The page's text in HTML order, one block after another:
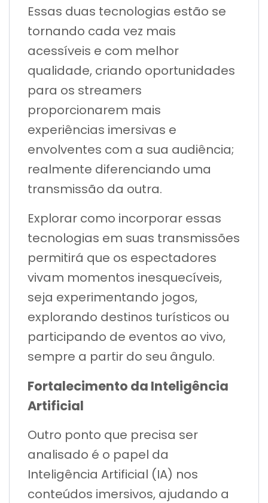
Essas duas tecnologias estão se
tornando cada vez mais
acessíveis e com melhor
qualidade, criando oportunidades
para os streamers
proporcionarem mais
experiências imersivas e
envolventes com a sua audiência;
realmente diferenciando uma
transmissão da outra.
Explorar como incorporar essas
tecnologias em suas transmissões
permitirá que os espectadores
vivam momentos inesquecíveis,
seja experimentando jogos,
explorando destinos turísticos ou
participando de eventos ao vivo,
sempre a partir do seu ângulo.
Fortalecimento da Inteligência
Artificial
Outro ponto que precisa ser
analisado é o papel da
Inteligência Artificial (IA) nos
conteúdos imersivos, ajudando a